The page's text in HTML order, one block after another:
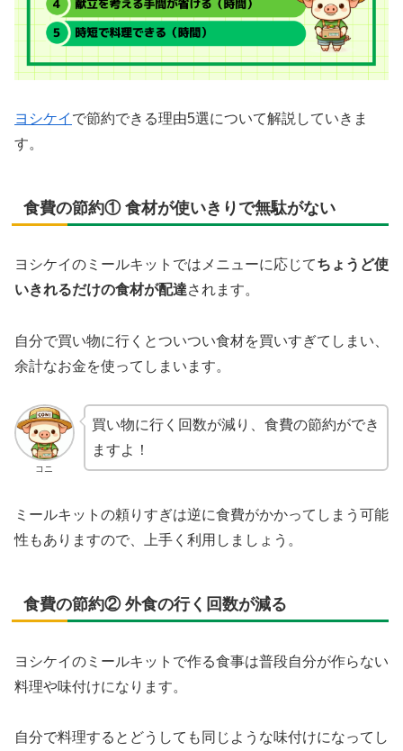
ヨシケイ で節約できる理由5選について解説していきま
す。
食費の節約① 食材が使いきりで無駄がない
ヨシケイのミールキットではメニューに応じてちょうど使
いきれるだけの食材が配達されます。
自分で買い物に行くとついつい食材を買いすぎてしまい、
余計なお金を使ってしまいます。
コニ
買い物に行く回数が減り、食費の節約ができ
ますよ！
ミールキットの頼りすぎは逆に食費がかかってしまう可能
性もありますので、上手く利用しましょう。
食費の節約② 外食の行く回数が減る
ヨシケイのミールキットで作る食事は普段自分が作らない
料理や味付けになります。
自分で料理するとどうしても同じような味付けになってし